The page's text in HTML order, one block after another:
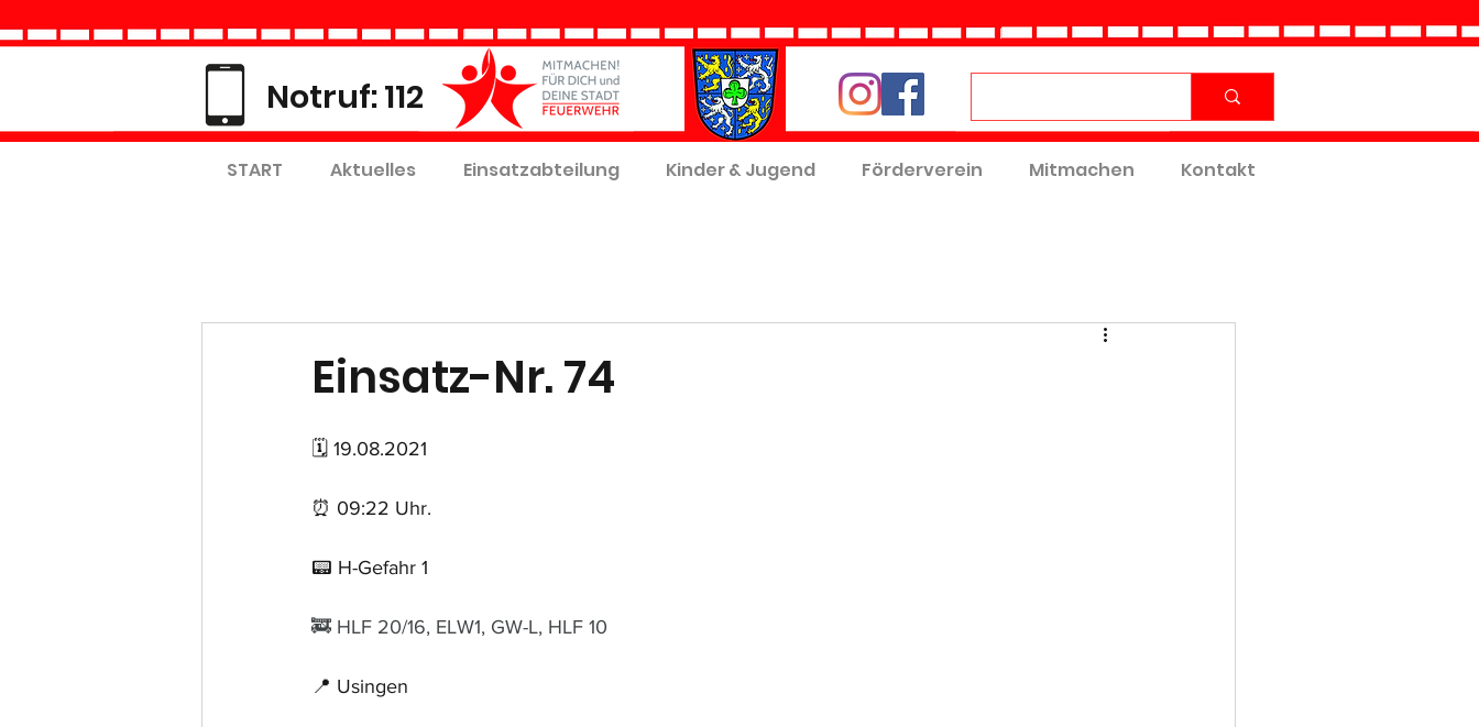
Notruf: 112
START Aktuelles Einsatzabteilung Kinder & Jugend Förderverein Mitmachen Kontakt
Einsatz-Nr. 74
🗓 19.08.2021
⏰ 09:22 Uhr.
📟 H-Gefahr 1
🚒 HLF 20/16, ELW1, GW-L, HLF 10
📍 Usingen